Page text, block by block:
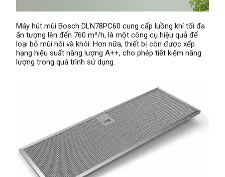
Máy hút mùi Bosch DLN78PC60 cung cấp luồng khí tối đa
ấn tượng lên đến 760 m³/h, là một công cụ hiệu quả để
loại bỏ mùi hôi và khói. Hơn nữa, thiết bị còn được xếp
hạng hiệu suất năng lượng A++, cho phép tiết kiệm năng
lượng trong quá trình sử dụng.